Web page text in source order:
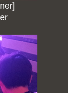
pi
Design
Your